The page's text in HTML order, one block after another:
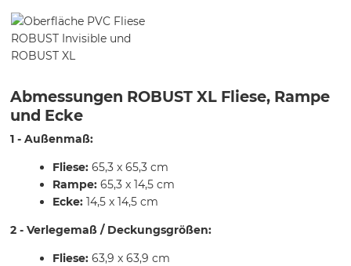
Abmessungen ROBUST XL Fliese, Rampe
und Ecke
1 - Außenmaß:
Fliese: 65,3 x 65,3 cm
Rampe: 65,3 x 14,5 cm
Ecke: 14,5 x 14,5 cm
2 - Verlegemaß / Deckungsgrößen:
Fliese: 63,9 x 63,9 cm